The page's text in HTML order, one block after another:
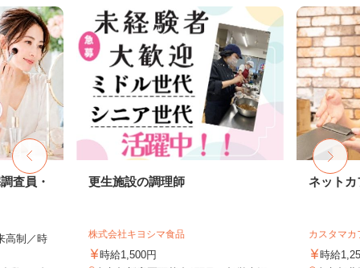
査員・
高制／時
更生施設の調理師
株式会社キヨシマ食品
時給1,500円
ネットカ
カスタマ
時給